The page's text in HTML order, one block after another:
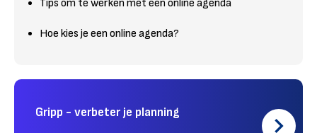
Tips om te werken met een online agenda
Hoe kies je een online agenda?
Gripp - verbeter je planning